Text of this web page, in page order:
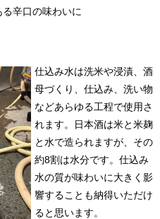
辛口の味わいに
仕込み水は洗米や浸漬、酒
母づくり、仕込み、洗い物
などあらゆる工程で使用さ
れます。日本酒は米と米麹
と水で造られますが、その
約8割は水分です。仕込み
水の質が味わいに大きく影
響することも納得いただけ
ると思います。